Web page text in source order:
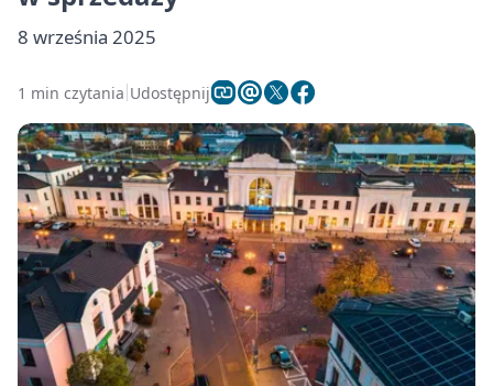
8 września 2025
1 min czytania Udostępnij